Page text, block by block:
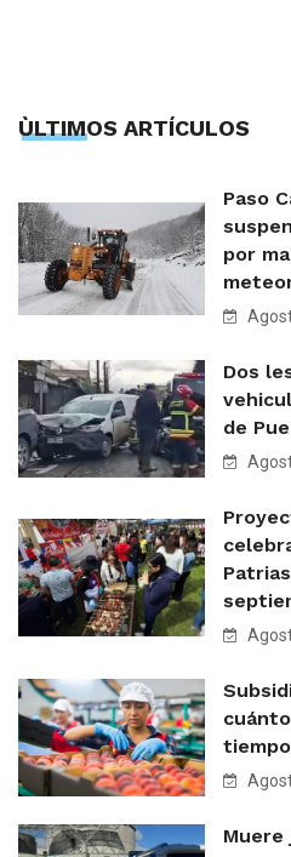
ÙLTIMOS ARTÍCULOS
Paso
por
Dos
de
Muere